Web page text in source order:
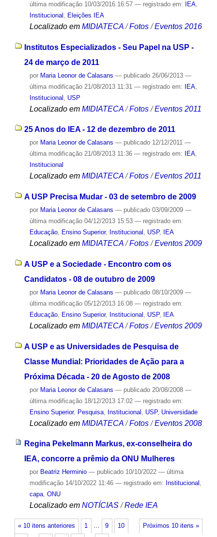
última modificação10/03/2016 16:57 — registrado em: IEA,
Institucional , Eleições IEA
Localizado em MIDIATECA /Fotos /Eventos 2016
Institutos Especializados - Seu Papel na USP -
24 de março de 2011
por Maria Leonor de Calasans — publicado26/06/2013 —
última modificação21/08/2013 11:31 — registrado em: IEA,
Institucional
USP
Localizado em MIDIATECA /Fotos /Eventos 2011
25 Anos do IEA - 12 de dezembro de 2011
por Maria Leonor de Calasans — publicado12/12/2011 —
última modificação21/08/2013 11:36 — registrado em: IEA,
Institucional
Localizado em MIDIATECA /Fotos /Eventos 2011
A USP Precisa Mudar - 03 de setembro de 2009
por Maria Leonor de Calasans — publicado03/09/2009 —
última modificação04/12/2013 15:53 — registrado em:
Educação, Ensino Superior, Institucional , USP, IEA
Localizado em MIDIATECA /Fotos /Eventos 2009
A USP e a Sociedade - Encontro com os
Candidatos - 08 de outubro de 2009
por Maria Leonor de Calasans — publicado08/10/2009 —
última modificação05/12/2013 16:08 — registrado em:
Educação, Ensino Superior, Institucional USP, IEA
Localizado em MIDIATECA /Fotos /Eventos 2009
A USP e as Universidades de Pesquisa de
Classe Mundial: Prioridades de Ação para a
Próxima Década - 20 de Agosto de 2008
por Maria Leonor de Calasans — publicado20/08/2008 —
última modificação18/12/2013 17:02 — registrado em:
Ensino Superior, Pesquisa, Institucional USP, Universidade
Localizado em MIDIATECA /Fotos /Eventos 2008
Regina Pekelmann Markus, ex-conselheira do
IEA, concorre a prêmio da ONU Mulheres
por Beatriz Herminio — publicado10/10/2022 — última
modificação14/10/2022 11:46 — registrado em: Institucional ,
capa, ONU
Localizado em NOTÍCIAS /Rede IEA
« 10 itens anteriores Próximos 10 itens »
1 … 9 10